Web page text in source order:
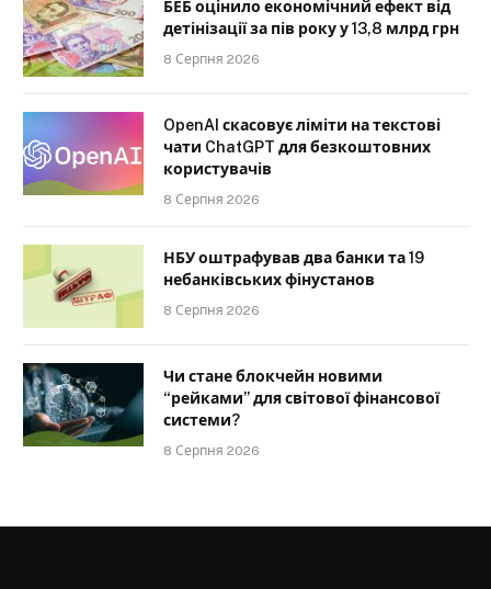
БЕБ оцінило економічний ефект від
детінізації за пів року у 13,8 млрд грн
8 Серпня 2026
OpenAI скасовує ліміти на текстові
чати ChatGPT для безкоштовних
користувачів
8 Серпня 2026
НБУ оштрафував два банки та 19
небанківських фінустанов
8 Серпня 2026
Чи стане блокчейн новими
“рейками” для світової фінансової
системи?
8 Серпня 2026